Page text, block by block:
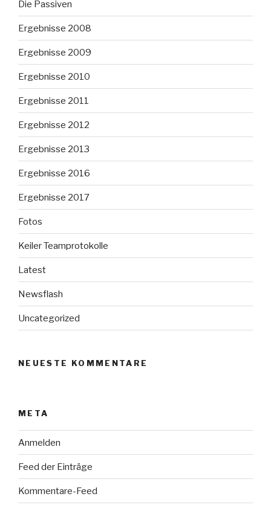
Die Passiven
Ergebnisse 2008
Ergebnisse 2009
Ergebnisse 2010
Ergebnisse 2011
Ergebnisse 2012
Ergebnisse 2013
Ergebnisse 2016
Ergebnisse 2017
Fotos
Keiler Teamprotokolle
Latest
Newsflash
Uncategorized
NEUESTE KOMMENTARE
META
Anmelden
Feed der Einträge
Kommentare-Feed